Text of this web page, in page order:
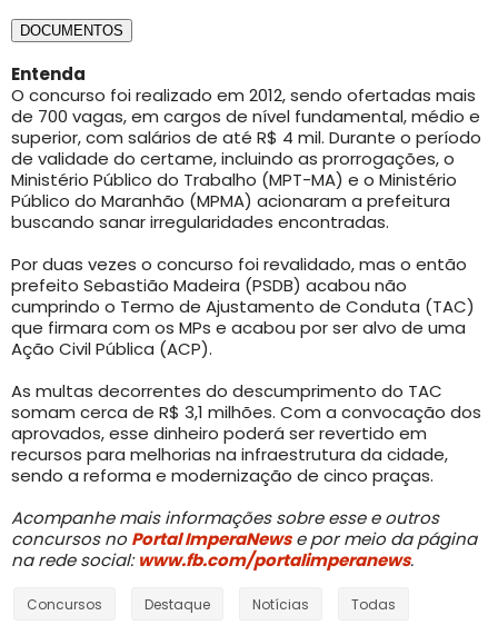
DOCUMENTOS
Entenda
O concurso foi realizado em 2012, sendo ofertadas mais
de 700 vagas, em cargos de nível fundamental, médio e
superior, com salários de até R$ 4 mil. Durante o período
de validade do certame, incluindo as prorrogações, o
Ministério Público do Trabalho (MPT-MA) e o Ministério
Público do Maranhão (MPMA) acionaram a prefeitura
buscando sanar irregularidades encontradas.
Por duas vezes o concurso foi revalidado, mas o então
prefeito Sebastião Madeira (PSDB) acabou não
cumprindo o Termo de Ajustamento de Conduta (TAC)
que firmara com os MPs e acabou por ser alvo de uma
Ação Civil Pública (ACP).
As multas decorrentes do descumprimento do TAC
somam cerca de R$ 3,1 milhões. Com a convocação dos
aprovados, esse dinheiro poderá ser revertido em
recursos para melhorias na infraestrutura da cidade,
sendo a reforma e modernização de cinco praças.
Acompanhe mais informações sobre esse e outros
concursos noPortal ImperaNewse por meio da página
na rede social:www.fb.com/portalimperanews.
Concursos Destaque Notícias Todas